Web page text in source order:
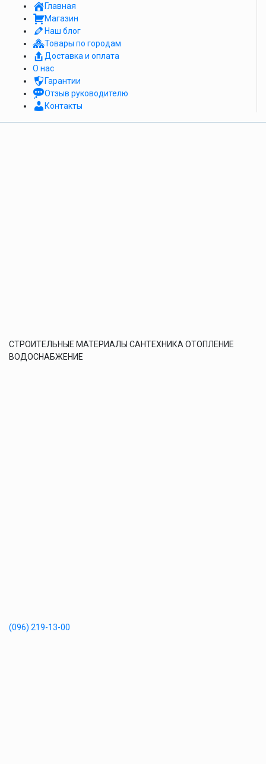
Главная
Магазин
Наш блог
Товары по городам
Доставка и оплата
О нас
Гарантии
Отзыв руководителю
Контакты
СТРОИТЕЛЬНЫЕ МАТЕРИАЛЫ САНТЕХНИКА ОТОПЛЕНИЕ
ВОДОСНАБЖЕНИЕ
(096) 219-13-00